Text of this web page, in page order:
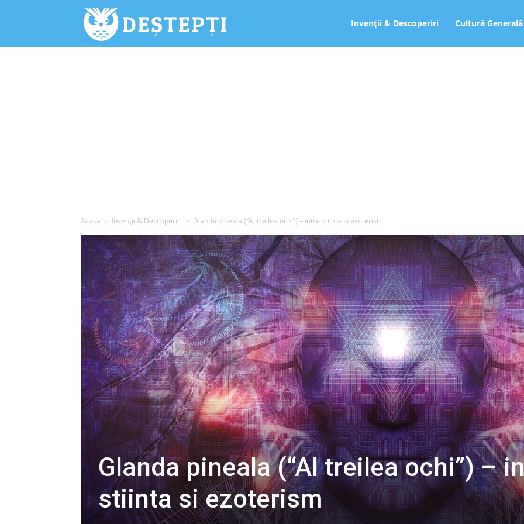
Deștepți.ro Invenții & Descoperiri Cultură Generală
Acasă Invenții & Descoperiri Glanda pineala (“Al treilea ochi”) – intre stiinta si ezoterism
Glanda pineala (“Al treilea ochi”) –
stiinta si ezoterism